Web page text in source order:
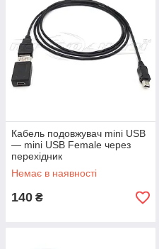
Кабель подовжувач mini USB
— mini USB Female через
перехідник
Немає в наявності
140 ₴